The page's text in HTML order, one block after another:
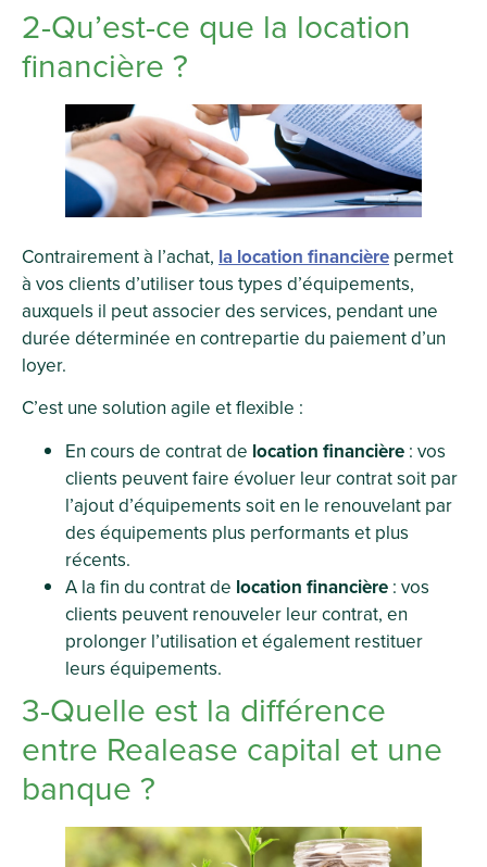
2-Qu’est-ce que la location
financière ?
Contrairement à l’achat, la location financière permet
à vos clients d’utiliser tous types d’équipements,
auxquels il peut associer des services, pendant une
durée déterminée en contrepartie du paiement d’un
loyer.
C’est une solution agile et flexible :
En cours de contrat de location financière : vos
clients peuvent faire évoluer leur contrat soit par
l’ajout d’équipements soit en le renouvelant par
des équipements plus performants et plus
récents.
A la fin du contrat de location financière : vos
clients peuvent renouveler leur contrat, en
prolonger l’utilisation et également restituer
leurs équipements.
3-Quelle est la différence
entre Realease capital et une
banque ?